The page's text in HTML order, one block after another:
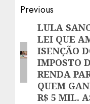
Post
navigation
Previous
Previous
post:
LULA
LEI QUE
ISENÇÃO
IMPOSTO
RENDA
QUEM
R$ 5 MIL.